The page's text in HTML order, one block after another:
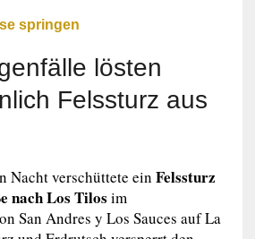
springen
lösten
Felssturz aus
Nacht verschüttete ein Felssturz
nach Los Tilos im
San Andres y Los Sauces auf La